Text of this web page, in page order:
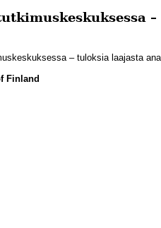
– tuloksia laajasta
Finland